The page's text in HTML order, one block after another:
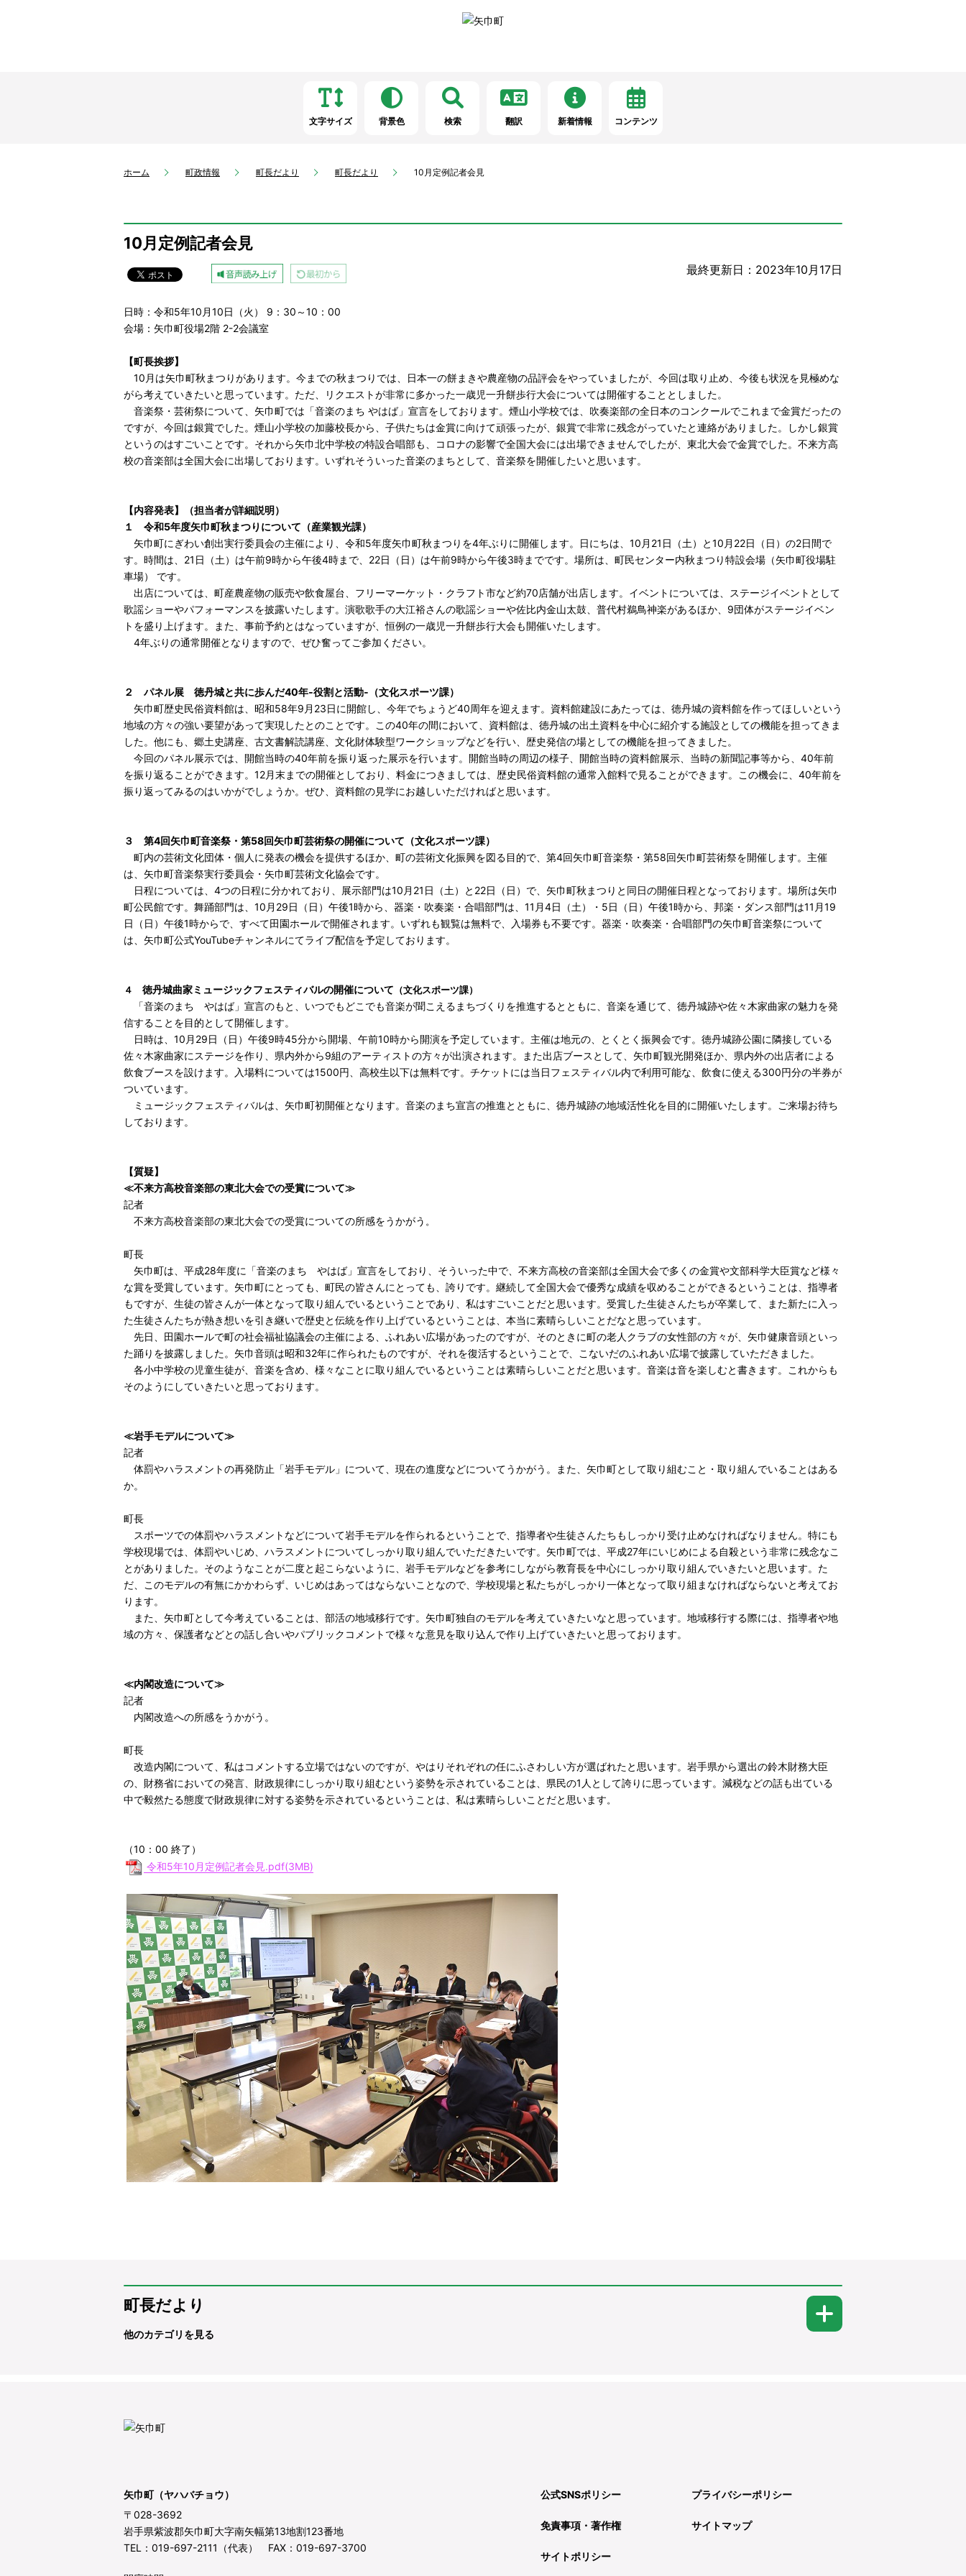
文字サイズ 背景色 検索 翻訳 新着情報 コンテンツ
ホーム 町政情報 町長だより 町長だより 10月定例記者会見
10月定例記者会見
最終更新日：2023年10月17日
日時：令和5年10月10日（火） 9：30～10：00
会場：矢巾町役場2階 2-2会議室
【町長挨拶】
10月は矢巾町秋まつりがあります。今までの秋まつりでは、日本一の餅まきや農産物の品評会をやっていましたが、今回は取り止め、今後も状況を見極めな
がら考えていきたいと思っています。ただ、リクエストが非常に多かった一歳児一升餅歩行大会については開催することとしました。
音楽祭・芸術祭について、矢巾町では「音楽のまち やはば」宣言をしております。煙山小学校では、吹奏楽部の全日本のコンクールでこれまで金賞だったの
ですが、今回は銀賞でした。煙山小学校の加藤校長から、子供たちは金賞に向けて頑張ったが、銀賞で非常に残念がっていたと連絡がありました。しかし銀賞
というのはすごいことです。それから矢巾北中学校の特設合唱部も、コロナの影響で全国大会には出場できませんでしたが、東北大会で金賞でした。不来方高
校の音楽部は全国大会に出場しております。いずれそういった音楽のまちとして、音楽祭を開催したいと思います。
【内容発表】（担当者が詳細説明）
１ 令和5年度矢巾町秋まつり について（産業観光課）
矢巾町にぎわい創出実行委員会の主催により、令和5年度矢巾町秋まつりを4年ぶりに開催します。日にちは、10月21日（土）と10月22日（日）の2日間で
す。時間は、21日（土）は午前9時から午後4時まで、22日（日）は午前9時から午後3時までです。場所は、町民センター内秋まつり特設会場（矢巾町役場駐
車場） です。
出店については、町産農産物の販売や飲食屋台、フリーマーケット・クラフト市など約70店舗が出店します。イベントについては、ステージイベントとして
歌謡ショーやパフォーマンスを披露いたします。演歌歌手の大江裕さんの歌謡ショーや佐比内金山太鼓、普代村鵜鳥神楽があるほか、9団体がステージイベン
トを盛り上げます。また、事前予約とはなっていますが、恒例の一歳児一升餅歩行大会も開催いたします。
4年ぶりの通常開催となりますので、ぜひ奮ってご参加ください。
２ パネル展 徳丹城と共に歩んだ40年‐役割と活動‐ （文化スポーツ課）
矢巾町歴史民俗資料館は、昭和58年9月23日に開館し、今年でちょうど40周年を迎えます。資料館建設にあたっては、徳丹城の資料館を作ってほしいという
地域の方々の強い要望があって実現したとのことです。この40年の間において、資料館は、徳丹城の出土資料を中心に紹介する施設としての機能を担ってきま
した。他にも、郷土史講座、古文書解読講座、文化財体験型ワークショップなどを行い、歴史発信の場としての機能を担ってきました。
今回のパネル展示では、開館当時の40年前を振り返った展示を行います。開館当時の周辺の様子、開館当時の資料館展示、当時の新聞記事等から、40年前
を振り返ることができます。12月末までの開催としており、料金につきましては、歴史民俗資料館の通常入館料で見ることができます。この機会に、40年前を
振り返ってみるのはいかがでしょうか。ぜひ、資料館の見学にお越しいただければと思います。
３ 第4回矢巾町音楽祭・第58回矢巾町芸術祭の開催について（文化スポーツ課）
町内の芸術文化団体・個人に発表の機会を提供するほか、町の芸術文化振興を図る目的で、第4回矢巾町音楽祭・第58回矢巾町芸術祭を開催します。主催
は、矢巾町音楽祭実行委員会・矢巾町芸術文化協会です。
日程については、4つの日程に分かれており、展示部門は10月21日（土）と22日（日）で、矢巾町秋まつりと同日の開催日程となっております。場所は矢巾
町公民館です。舞踊部門は、10月29日（日）午後1時から、器楽・吹奏楽・合唱部門は、11月4日（土）・5日（日）午後1時から、邦楽・ダンス部門は11月19
日（日）午後1時からで、すべて田園ホールで開催されます。いずれも観覧は無料で、入場券も不要です。器楽・吹奏楽・合唱部門の矢巾町音楽祭について
は、矢巾町公式YouTubeチャンネルにてライブ配信を予定しております。
４ 徳丹城曲家ミュージックフェスティバルの開催について （文化スポーツ課）
「音楽のまち やはば」宣言のもと、いつでもどこでも音楽が聞こえるまちづくりを推進するとともに、音楽を通じて、徳丹城跡や佐々木家曲家の魅力を発
信することを目的として開催します。
日時は、10月29日（日）午後9時45分から開場、午前10時から開演を予定しています。主催は地元の、とくとく振興会です。徳丹城跡公園に隣接している
佐々木家曲家にステージを作り、県内外から9組のアーティストの方々が出演されます。また出店ブースとして、矢巾町観光開発ほか、県内外の出店者による
飲食ブースを設けます。入場料については1500円、高校生以下は無料です。チケットには当日フェスティバル内で利用可能な、飲食に使える300円分の半券が
ついています。
ミュージックフェスティバルは、矢巾町初開催となります。音楽のまち宣言の推進とともに、徳丹城跡の地域活性化を目的に開催いたします。ご来場お待ち
しております。
【質疑】
≪不来方高校音楽部の東北大会での受賞について≫
記者
不来方高校音楽部の東北大会での受賞についての所感をうかがう 。
町長
矢巾町は、平成28年度に「音楽のまち やはば」宣言をしており、そういった中で、不来方高校の音楽部は全国大会で多くの金賞や文部科学大臣賞など様々
な賞を受賞しています。矢巾町にとっても、町民の皆さんにとっても、誇りです。継続して全国大会で優秀な成績を収めることができるということは、指導者
もですが、生徒の皆さんが一体となって取り組んでいるということであり、私はすごいことだと思います。受賞した生徒さんたちが卒業して、また新たに入っ
た生徒さんたちが熱き想いを引き継いで歴史と伝統を作り上げているということは、本当に素晴らしいことだなと思っています。
先日、田園ホールで町の社会福祉協議会の主催による、ふれあい広場があったのですが、そのときに町の老人クラブの女性部の方々が、矢巾健康音頭といっ
た踊りを披露しました。矢巾音頭は昭和32年に作られたものですが、それを復活するということで、こないだのふれあい広場で披露していただきました。
各小中学校の児童生徒が、音楽を含め、様々なことに取り組んでいるということは素晴らしいことだと思います。音楽は音を楽しむと書きます。これからも
そのようにしていきたいと思っております。
≪岩手モデルについて≫
記者
体罰やハラスメントの再発防止「岩手モデル」について、現在の進度などについてうかがう。また、矢巾町として取り組むこと・取り組んでいることはある
か。
町長
スポーツでの体罰やハラスメントなどについて岩手モデルを作られるということで、指導者や生徒さんたちもしっかり受け止めなければなりません。特にも
学校現場では、体罰やいじめ、ハラスメントについてしっかり取り組んでいただきたいです。矢巾町では、平成27年にいじめによる自殺という非常に残念なこ
とがありました。そのようなことが二度と起こらないように、岩手モデルなどを参考にしながら教育長を中心にしっかり取り組んでいきたいと思います。た
だ、このモデルの有無にかかわらず、いじめはあってはならないことなので、学校現場と私たちがしっかり一体となって取り組まなければならないと考えてお
ります。
また、矢巾町として今考えていることは、部活の地域移行です。矢巾町独自のモデルを考えていきたいなと思っています。地域移行する際には、指導者や地
域の方々、保護者などとの話し合いやパブリックコメントで様々な意見を取り込んで作り上げていきたいと思っております。
≪内閣改造について≫
記者
内閣改造への所感をうかがう。
町長
改造内閣について、私はコメントする立場ではないのですが、やはりそれぞれの任にふさわしい方が選ばれたと思います。岩手県から選出の鈴木財務大臣
の、財務省においての発言、財政規律にしっかり取り組むという姿勢を示されていることは、県民の1人として誇りに思っています。減税などの話も出ている
中で毅然たる態度で財政規律に対する姿勢を示されているということは、私は素晴らしいことだと思います。
（10：00 終了）
令和5年10月定例記者会見.pdf(3MB)
町長だより
他のカテゴリを見る
矢巾町（ヤハバチョウ）
〒028-3692
岩手県紫波郡矢巾町大字南矢幅第13地割123番地
TEL：019-697-2111（代表） FAX：019-697-3700
公式SNSポリシー プライバシーポリシー
免責事項・著作権 サイトマップ
サイトポリシー